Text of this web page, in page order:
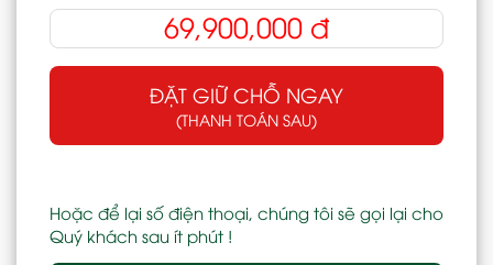
69,900,000 đ
ĐẶT GIỮ CHỖ NGAY
(THANH TOÁN SAU)
Hoặc để lại số điện thoại, chúng tôi sẽ gọi lại cho
Quý khách sau ít phút !